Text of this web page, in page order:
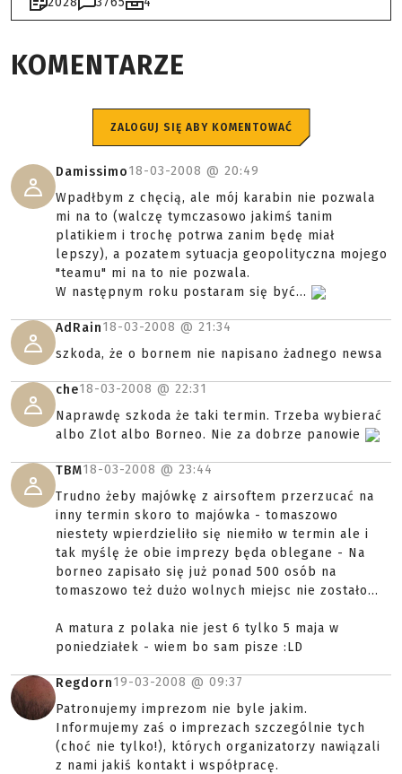
KOMENTARZE
ZALOGUJ SIĘ ABY KOMENTOWAĆ
Damissimo18-03-2008 @ 20:49
Wpadłbym z chęcią, ale mój karabin nie pozwala
mi na to (walczę tymczasowo jakimś tanim
platikiem i trochę potrwa zanim będę miał
lepszy), a pozatem sytuacja geopolityczna mojego
"teamu" mi na to nie pozwala.
W następnym roku postaram się być...
AdRain18-03-2008 @ 21:34
szkoda, że o bornem nie napisano żadnego newsa
che18-03-2008 @ 22:31
Naprawdę szkoda że taki termin. Trzeba wybierać
albo Zlot albo Borneo. Nie za dobrze panowie
TBM18-03-2008 @ 23:44
Trudno żeby majówkę z airsoftem przerzucać na
inny termin skoro to majówka - tomaszowo
niestety wpierdzieliło się niemiło w termin ale i
tak myślę że obie imprezy będa oblegane - Na
borneo zapisało się już ponad 500 osób na
tomaszowo też dużo wolnych miejsc nie zostało...
A matura z polaka nie jest 6 tylko 5 maja w
poniedziałek - wiem bo sam pisze :LD
Regdorn19-03-2008 @ 09:37
Patronujemy imprezom nie byle jakim.
Informujemy zaś o imprezach szczególnie tych
(choć nie tylko!), których organizatorzy nawiązali
z nami jakiś kontakt i współpracę.